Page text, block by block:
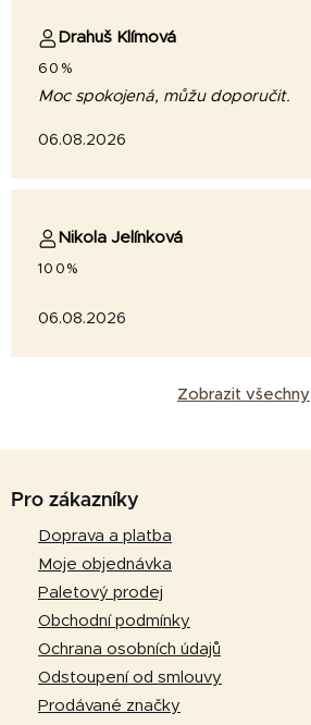
Drahuš Klímová
60%
Moc spokojená, můžu doporučit.
06.08.2026
Nikola Jelínková
100%
06.08.2026
Zobrazit všechny
Pro zákazníky
Doprava a platba
Moje objednávka
Paletový prodej
Obchodní podmínky
Ochrana osobních údajů
Odstoupení od smlouvy
Prodávané značky